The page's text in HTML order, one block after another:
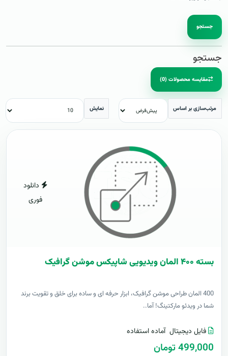
جستجو
جستجو
مقایسه محصولات (0)
مرتب‌سازی بر اساس نمایش
دانلود
فوری
بسته ۴۰۰ المان ویدیویی شاپیکس موشن گرافیک
400 المان طراحی موشن گرافیک، ابزار حرفه ای و ساده برای خلق و تقویت برند
شما در ویدئو مارکتینگ! آما..
فایل دیجیتال آماده استفاده
499,000 تومان